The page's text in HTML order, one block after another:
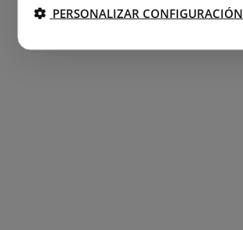
PERSONALIZAR CONFIGURACIÓN